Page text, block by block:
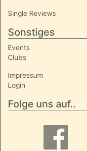
Single Reviews
Sonstiges
Events
Clubs
Impressum
Login
Folge uns auf..